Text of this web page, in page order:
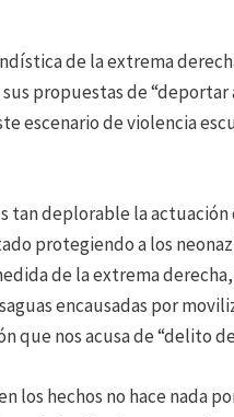
de la extrema
propuestas de “deportar
de violencia
tan deplorable la
protegiendo a los
de la extrema
encausadas por
nos acusa de “delito
hechos no hace nada